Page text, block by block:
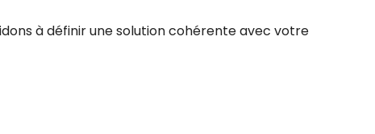
à définir une solution cohérente avec votre